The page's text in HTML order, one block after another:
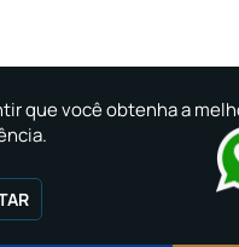
que você obtenha a